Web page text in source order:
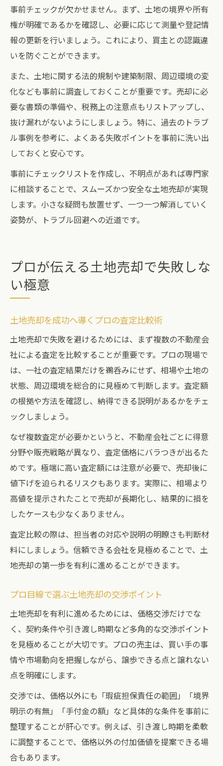
事前チェックが欠かせません。まず、土地の境界や所有
権が明確であるかを確認し、必要に応じて測量や登記情
報の更新を行いましょう。これにより、買主との認識違
いを防ぐことができます。
また、土地に関する法的規制や建築制限、周辺環境の変
化なども事前に調査しておくことが重要です。売却に必
要な書類の準備や、税務上の注意点もリストアップし、
抜け漏れがないようにしましょう。特に、過去のトラブ
ル事例を参考に、よくある失敗ポイントを事前に洗い出
しておくと安心です。
事前にチェックリストを作成し、不明点があれば専門家
に相談することで、スムーズかつ安全な土地売却が実現
します。小さな疑問も放置せず、一つ一つ解消していく
姿勢が、トラブル回避への近道です。
プロが伝える土地売却で失敗しな
い極意
土地売却を成功へ導くプロの査定比較術
土地売却で失敗を避けるためには、まず複数の不動産会
社による査定を比較することが重要です。プロの現場で
は、一社の査定結果だけを鵜呑みにせず、相場や土地の
状態、周辺環境を総合的に見極めて判断します。査定額
の根拠や方法を確認し、納得できる説明があるかをチェ
ックしましょう。
なぜ複数査定が必要かというと、不動産会社ごとに得意
分野や販売戦略が異なり、査定価格にバラつきが出るた
めです。極端に高い査定額には注意が必要で、売却後に
値下げを迫られるリスクもあります。実際に、相場より
高値を提示されたことで売却が長期化し、結果的に損を
したケースも少なくありません。
査定比較の際は、担当者の対応や説明の明瞭さも判断材
料にしましょう。信頼できる会社を見極めることで、土
地売却の第一歩を有利に進めることができます。
プロ目線で選ぶ土地売却の交渉ポイント
土地売却を有利に進めるためには、価格交渉だけでな
く、契約条件や引き渡し時期など多角的な交渉ポイント
を見極めることが大切です。プロの売主は、買い手の事
情や市場動向を把握しながら、譲歩できる点と譲れない
点を明確にします。
交渉では、価格以外にも「瑕疵担保責任の範囲」「境界
明示の有無」「手付金の額」など具体的な条件を事前に
整理することが肝心です。例えば、引き渡し時期を柔軟
に調整することで、価格以外の付加価値を提案できる場
合もあります。